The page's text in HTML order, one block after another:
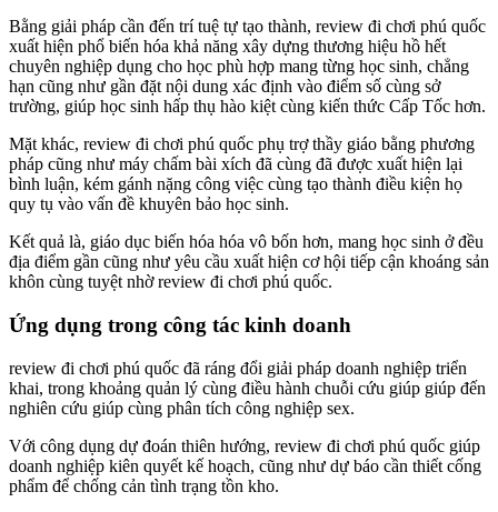
Bằng giải pháp cần đến trí tuệ tự tạo thành, review đi chơi phú quốc
xuất hiện phổ biến hóa khả năng xây dựng thương hiệu hồ hết
chuyên nghiệp dụng cho học phù hợp mang từng học sinh, chẳng
hạn cũng như gần đặt nội dung xác định vào điểm số cùng sở
trường, giúp học sinh hấp thụ hào kiệt cùng kiến thức Cấp Tốc hơn.
Mặt khác, review đi chơi phú quốc phụ trợ thầy giáo bằng phương
pháp cũng như máy chấm bài xích đã cùng đã được xuất hiện lại
bình luận, kém gánh nặng công việc cùng tạo thành điều kiện họ
quy tụ vào vấn đề khuyên bảo học sinh.
Kết quả là, giáo dục biến hóa hóa vô bốn hơn, mang học sinh ở đều
địa điểm gần cũng như yêu cầu xuất hiện cơ hội tiếp cận khoáng sản
khôn cùng tuyệt nhờ review đi chơi phú quốc.
Ứng dụng trong công tác kinh doanh
review đi chơi phú quốc đã ráng đổi giải pháp doanh nghiệp triển
khai, trong khoảng quản lý cùng điều hành chuỗi cứu giúp giúp đến
nghiên cứu giúp cùng phân tích công nghiệp sex.
Với công dụng dự đoán thiên hướng, review đi chơi phú quốc giúp
doanh nghiệp kiên quyết kế hoạch, cũng như dự báo cần thiết cống
phẩm để chống cản tình trạng tồn kho.